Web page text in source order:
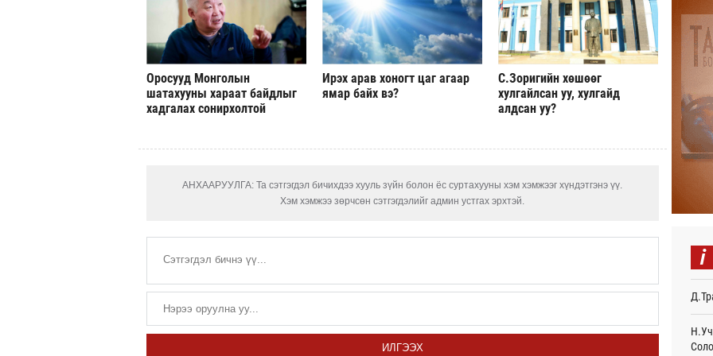
Оросууд Монголын
шатахууны хараат байдлыг
хадгалах сонирхолтой
Ирэх арав хоногт цаг агаар
ямар байх вэ?
С.Зоригийн хөшөөг
хулгайлсан уу, хулгайд
алдсан уу?
АНХААРУУЛГА: Та сэтгэгдэл бичихдээ хууль зүйн болон ёс суртахууны хэм хэмжээг хүндэтгэнэ үү.
Хэм хэмжээ зөрчсөн сэтгэгдэлийг админ устгах эрхтэй.
ИЛГЭЭХ
авна
Энэ
i